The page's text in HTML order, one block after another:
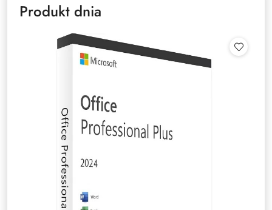
Produkt dnia